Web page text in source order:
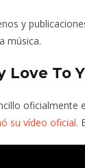
y
música.
Love To
su vídeo oficial.